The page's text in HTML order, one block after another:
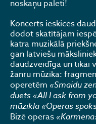
noskaņu paleti!
Koncerts ieskicēs
dodot skatītājam
katra muzikālā
gan latviešu
daudzveidīga un tikai
žanru mūzika:
operetēm «Smaidu
duets «All I ask from
mūzikla «Operas
Bizē operas